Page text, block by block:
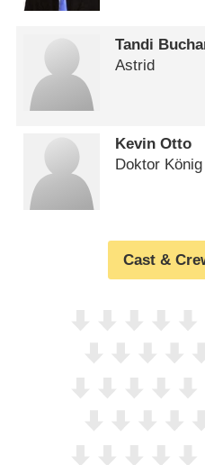
Tandi
Astrid
Kevin Otto
Doktor König
Cast &